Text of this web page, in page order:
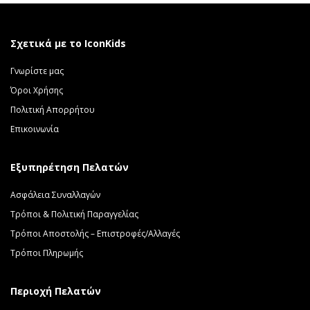
Σχετικά με το IconKids
Γνωρίστε μας
Όροι Χρήσης
Πολιτική Απορρήτου
Επικοινωνία
Εξυπηρέτηση Πελατών
Ασφάλεια Συναλλαγών
Τρόποι & Πολιτική Παραγγελίας
Τρόποι Αποστολής – Επιστροφές/Αλλαγές
Τρόποι Πληρωμής
Περιοχή Πελατών